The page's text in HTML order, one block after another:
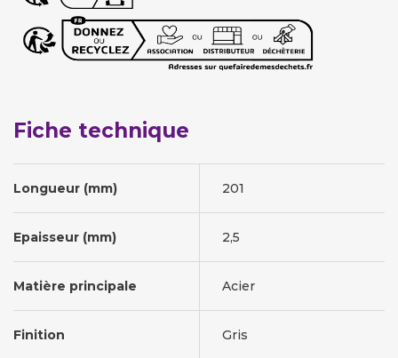
Fiche technique
Longueur (mm) 201
Epaisseur (mm) 2,5
Matière principale Acier
Finition Gris